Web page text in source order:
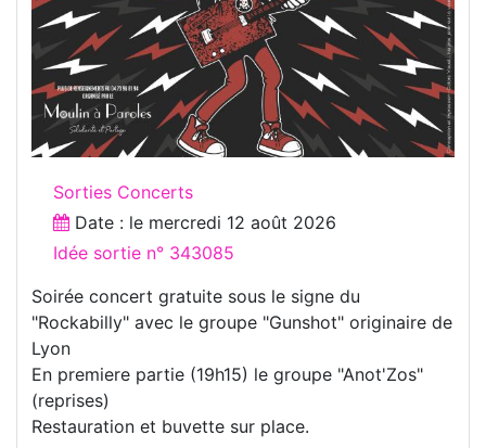
Sorties Concerts
Date : le mercredi 12 août 2026
Idée sortie n° 343085
Soirée concert gratuite sous le signe du
"Rockabilly" avec le groupe "Gunshot" originaire de
Lyon
En premiere partie (19h15) le groupe "Anot'Zos"
(reprises)
Restauration et buvette sur place.